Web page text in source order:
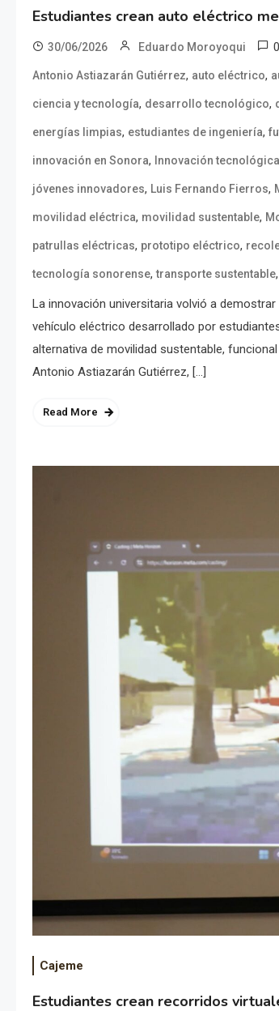
Estudiantes crean auto eléctrico
30/06/2026 Eduardo Moroyoqui 0
Antonio Astiazarán Gutiérrez, auto eléctrico,
ciencia y tecnología, desarrollo tecnológico,
energías limpias, estudiantes de ingeniería,
innovación en Sonora, Innovación tecnológica
jóvenes innovadores, Luis Fernando Fierros,
movilidad eléctrica, movilidad sustentable,
patrullas eléctricas, prototipo eléctrico,
tecnología sonorense,transporte sustentable,
La innovación universitaria volvió a
vehículo eléctrico desarrollado por
alternativa de movilidad sustentable,
Antonio Astiazarán Gutiérrez, […]
Read More
Cajeme
Estudiantes crean recorridos